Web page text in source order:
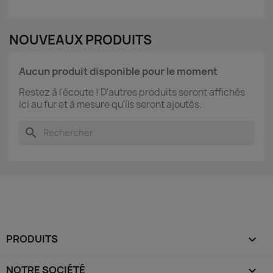
NOUVEAUX PRODUITS
Aucun produit disponible pour le moment
Restez à l'écoute ! D'autres produits seront affichés
ici au fur et à mesure qu'ils seront ajoutés.
search
PRODUITS 
NOTRE SOCIÉTÉ